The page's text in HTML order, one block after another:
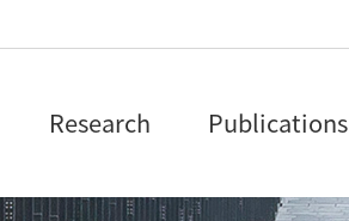
Research Publications